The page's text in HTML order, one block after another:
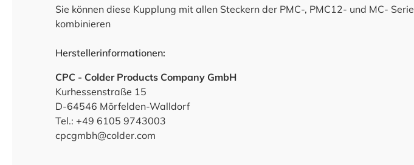
Sie können diese Kupplung mit allen Steckern der PMC-, PMC12- und MC- Serie
kombinieren
Herstellerinformationen:
CPC - Colder Products Company GmbH
Kurhessenstraße 15
D-64546 Mörfelden-Walldorf
Tel.: +49 6105 9743003
cpcgmbh@colder.com